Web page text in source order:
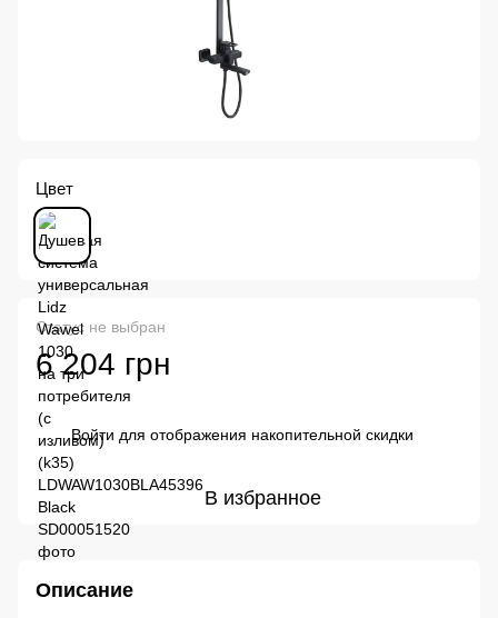
Цвет
Статус не выбран
6 204 грн
Войти для отображения накопительной скидки
В избранное
Описание